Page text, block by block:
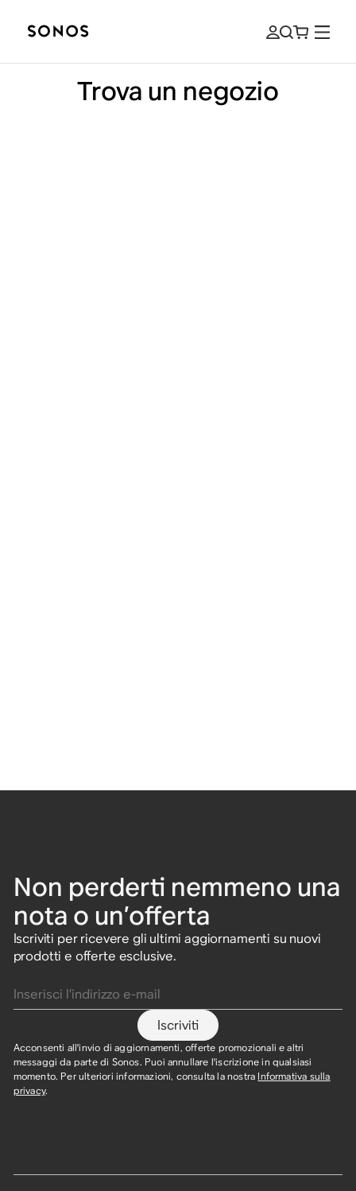
Trova un negozio
Non perderti nemmeno una
nota o un’offerta
Iscriviti per ricevere gli ultimi aggiornamenti su nuovi
prodotti e offerte esclusive.
Iscriviti
Acconsenti all'invio di aggiornamenti, offerte promozionali e altri
messaggi da parte di Sonos. Puoi annullare l'iscrizione in qualsiasi
momento. Per ulteriori informazioni, consulta la nostra Informativa sulla
privacy.